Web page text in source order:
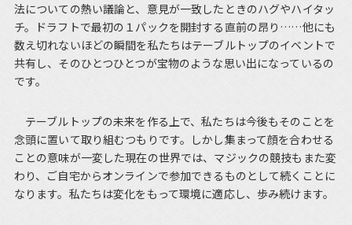
法についての熱い議論と、意見が一致したときのハグやハイタッ
チ。ドラフトで最初の１パックを開封する直前の昂り……他にも
数え切れないほどの瞬間を私たちはテーブルトップのイベントで
共有し、そのひとつひとつが宝物のような思い出になっているの
です。
テーブルトップの未来を作る上で、私たちは今後もそのことを
念頭に置いて取り組むつもりです。しかし集まって顔を合わせる
ことの意味が一変した現在の世界では、マジックの競技もまた変
わり、ご自宅からオンラインで参加できるものとして続くことに
なります。私たちは変化をもって環境に適応し、歩み続けます。